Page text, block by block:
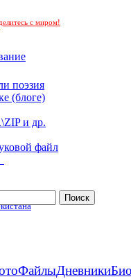
делитесь с миром!
поэзия
(блоге)
и др.
файл
ФайлыДневники